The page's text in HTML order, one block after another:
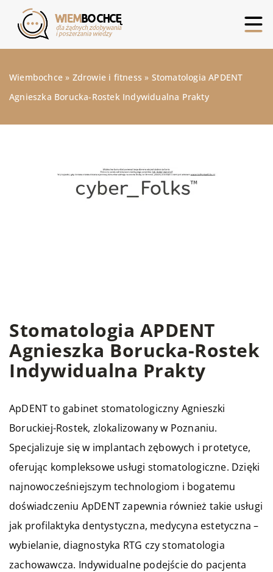
Wiembochce » Zdrowie i fitness » Stomatologia APDENT
Agnieszka Borucka-Rostek Indywidualna Prakty
Stomatologia APDENT
Agnieszka Borucka-Rostek
Indywidualna Prakty
ApDENT to gabinet stomatologiczny Agnieszki
Boruckiej-Rostek, zlokalizowany w Poznaniu.
Specjalizuje się w implantach zębowych i protetyce,
oferując kompleksowe usługi stomatologiczne. Dzięki
najnowocześniejszym technologiom i bogatemu
doświadczeniu ApDENT zapewnia również takie usługi
jak profilaktyka dentystyczna, medycyna estetyczna –
wybielanie, diagnostyka RTG czy stomatologia
zachowawcza. Indywidualne podejście do pacjenta